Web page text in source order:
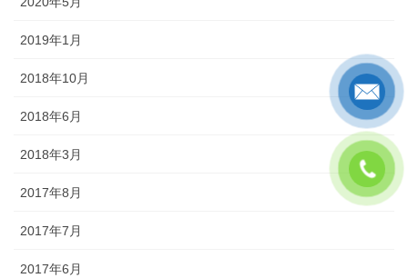
2019年1月
2018年10月
2018年6月
2018年3月
2017年8月
2017年7月
2017年6月